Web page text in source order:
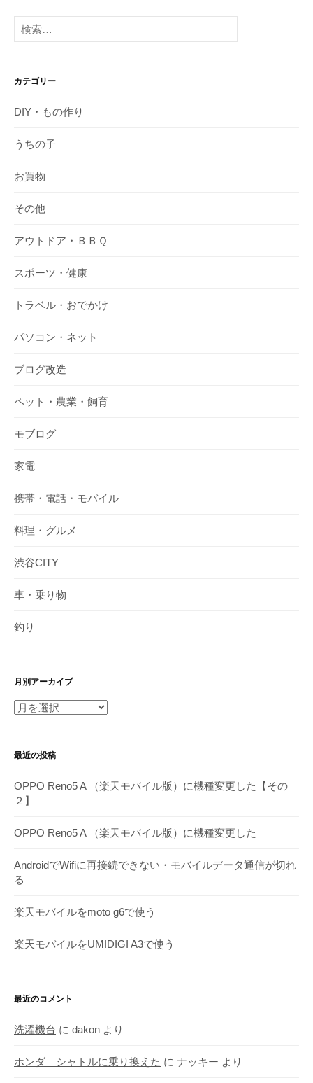
検
索:
カテゴリー
DIY・もの作り
うちの子
お買物
その他
アウトドア・ＢＢＱ
スポーツ・健康
トラベル・おでかけ
パソコン・ネット
ブログ改造
ペット・農業・飼育
モブログ
家電
携帯・電話・モバイル
料理・グルメ
渋谷CITY
車・乗り物
釣り
月別アーカイブ
月
ー
イ
ブ
最近の投稿
OPPO Reno5 A （楽天モバイル版）に機種変更した【その
２】
OPPO Reno5 A （楽天モバイル版）に機種変更した
AndroidでWifiに再接続できない・モバイルデータ通信が切れ
る
楽天モバイルをmoto g6で使う
楽天モバイルをUMIDIGI A3で使う
最近のコメント
洗濯機台 に dakon より
ホンダ シャトルに乗り換えた に ナッキー より